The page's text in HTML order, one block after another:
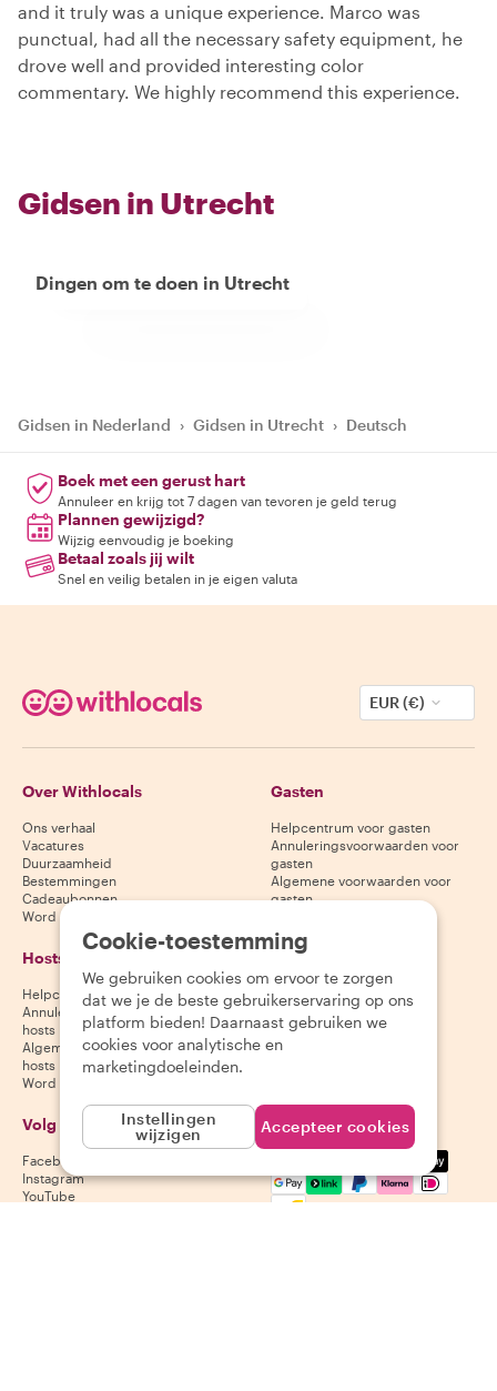
and it truly was a unique experience. Marco was
punctual, had all the necessary safety equipment, he
drove well and provided interesting color
commentary. We highly recommend this experience.
Gidsen in Utrecht
Dingen om te doen in Utrecht
Gidsen in Nederland › Gidsen in Utrecht › Deutsch
Boek met een gerust hart
Annuleer en krijg tot 7 dagen van tevoren je geld terug
Plannen gewijzigd?
Wijzig eenvoudig je boeking
Betaal zoals jij wilt
Snel en veilig betalen in je eigen valuta
EUR (€)
Over Withlocals
Ons verhaal
Vacatures
Duurzaamheid
Bestemmingen
Cadeaubonnen
Word partner
Gasten
Helpcentrum voor gasten
Annuleringsvoorwaarden voor
gasten
Algemene voorwaarden voor
gasten
Hosts
Helpcentrum voor hosts
Annuleringsvoorwaarden voor
hosts
Algemene voorwaarden voor
hosts
Word een host
Download onze app
App Store
Google Play Store
Volg ons
Facebook
Instagram
YouTube
Wij accepteren
Mastercard, Visa, Amex,
Cookie-toestemming
We gebruiken cookies om ervoor te zorgen
dat we je de beste gebruikerservaring op ons
platform bieden! Daarnaast gebruiken we
cookies voor analytische en
marketingdoeleinden.
Instellingen
wijzigen
Accepteer cookies